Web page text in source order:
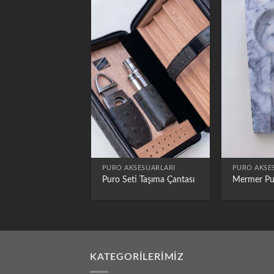
PURO AKSESUARLARI
Puro Seti Taşıma Çantası
PURO
Mermer
KATEGORILERIMIZ